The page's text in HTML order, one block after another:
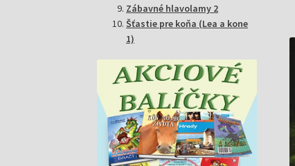
Zábavné hlavolamy 2
Šťastie pre koňa (Lea a kone
1)